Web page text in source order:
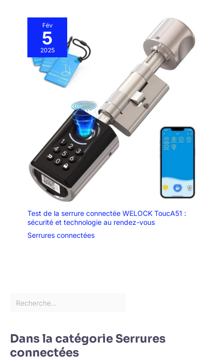
Fév
5
2025
Test de la serrure connectée WELOCK ToucA51 :
sécurité et technologie au rendez-vous
Serrures connectées
Dans la catégorie Serrures
connectées